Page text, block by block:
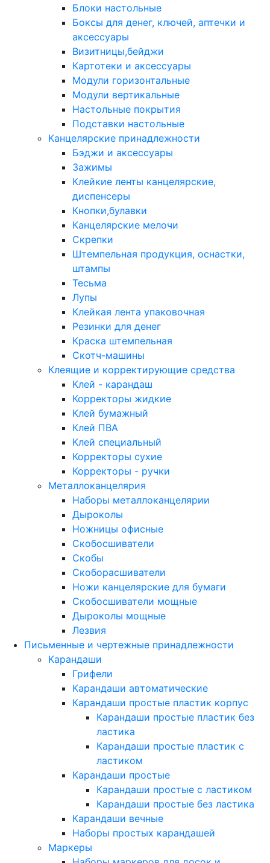
Блоки настольные
Боксы для денег, ключей, аптечки и
аксессуары
Визитницы,бейджи
Картотеки и аксессуары
Модули горизонтальные
Модули вертикальные
Настольные покрытия
Подставки настольные
Канцелярские принадлежности
Бэджи и аксессуары
Зажимы
Клейкие ленты канцелярские,
диспенсеры
Кнопки,булавки
Канцелярские мелочи
Скрепки
Штемпельная продукция, оснастки,
штампы
Тесьма
Лупы
Клейкая лента упаковочная
Резинки для денег
Краска штемпельная
Скотч-машины
Клеящие и корректирующие средства
Клей - карандаш
Корректоры жидкие
Клей бумажный
Клей ПВА
Клей специальный
Корректоры сухие
Корректоры - ручки
Металлоканцелярия
Наборы металлоканцелярии
Дыроколы
Ножницы офисные
Скобосшиватели
Скобы
Скоборасшиватели
Ножи канцелярские для бумаги
Скобосшиватели мощные
Дыроколы мощные
Лезвия
Письменные и чертежные принадлежности
Карандаши
Грифели
Карандаши автоматические
Карандаши простые пластик корпус
Карандаши простые пластик без
ластика
Карандаши простые пластик с
ластиком
Карандаши простые
Карандаши простые с ластиком
Карандаши простые без ластика
Карандаши вечные
Наборы простых карандашей
Маркеры